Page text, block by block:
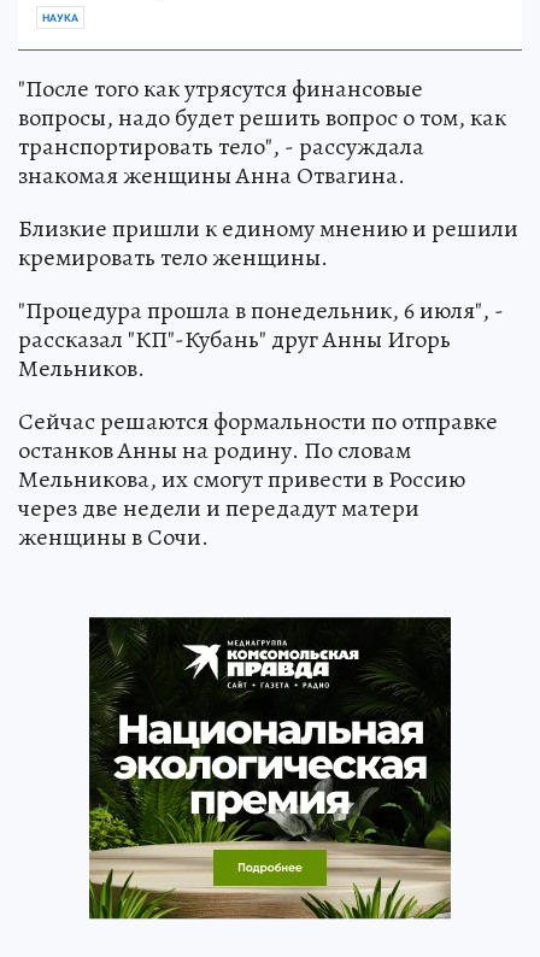
НАУКА
"После того как утрясутся финансовые
вопросы, надо будет решить вопрос о том, как
транспортировать тело", - рассуждала
знакомая женщины Анна Отвагина.
Близкие пришли к единому мнению и решили
кремировать тело женщины.
"Процедура прошла в понедельник, 6 июля", -
рассказал "КП"-Кубань" друг Анны Игорь
Мельников.
Сейчас решаются формальности по отправке
останков Анны на родину. По словам
Мельникова, их смогут привести в Россию
через две недели и передадут матери
женщины в Сочи.